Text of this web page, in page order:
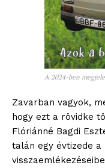
A 2024-ben
Zavarban vagyok,
hogy ezt a rövidke
Flóriánné Bagdi
talán egy évtizede